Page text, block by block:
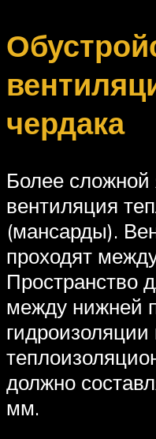
чердака
Более сложной
вентиляция
(мансарды).
проходят
Пространство
между нижней
гидроизоляции
должно
мм.